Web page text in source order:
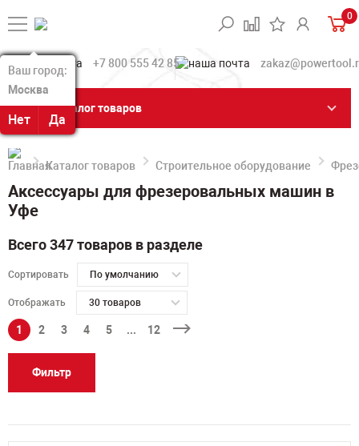
Ваш город:
Москва
Нет Да
Ваш город:
Москва
Нет Да
0
+7 800 555 42 85
Каталог товаров
Каталог товаров Строительное оборудование
Аксессуары для фрезеровальных машин в
Уфе
Всего 347 товаров в разделе
Сортировать По умолчанию
Отображать 30 товаров
1 2 3 4 5 ... 12
Фильтр